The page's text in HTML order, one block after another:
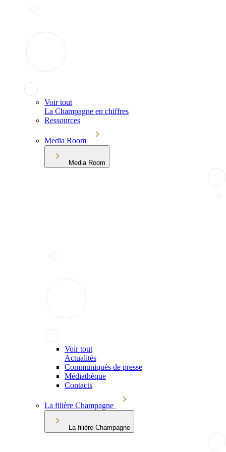
Voir tout
La Champagne en chiffres
Ressources
Media Room
Media Room
Voir tout
Actualités
Communiqués de presse
Médiathèque
Contacts
La filière Champagne
La filière Champagne